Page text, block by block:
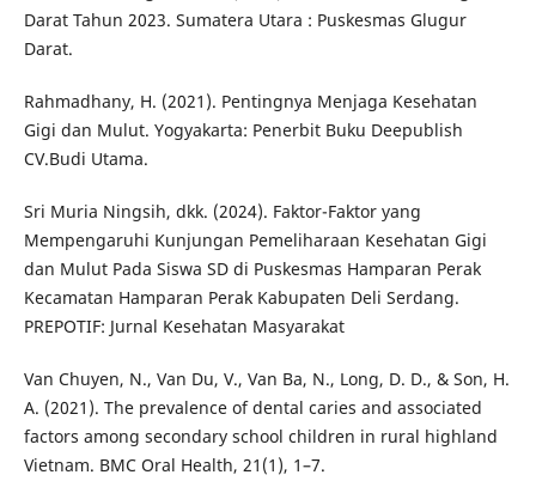
Darat Tahun 2023. Sumatera Utara : Puskesmas Glugur
Darat.
Rahmadhany, H. (2021). Pentingnya Menjaga Kesehatan
Gigi dan Mulut. Yogyakarta: Penerbit Buku Deepublish
CV.Budi Utama.
Sri Muria Ningsih, dkk. (2024). Faktor-Faktor yang
Mempengaruhi Kunjungan Pemeliharaan Kesehatan Gigi
dan Mulut Pada Siswa SD di Puskesmas Hamparan Perak
Kecamatan Hamparan Perak Kabupaten Deli Serdang.
PREPOTIF: Jurnal Kesehatan Masyarakat
Van Chuyen, N., Van Du, V., Van Ba, N., Long, D. D., & Son, H.
A. (2021). The prevalence of dental caries and associated
factors among secondary school children in rural highland
Vietnam. BMC Oral Health, 21(1), 1–7.